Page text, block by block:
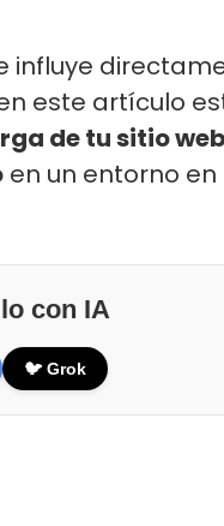
influye
este artículo
de tu sitio web
en un entorno
con IA
🐦 Grok